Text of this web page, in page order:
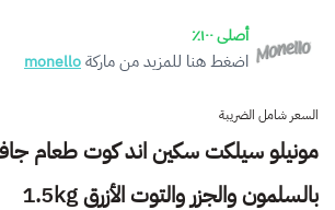
أصلى ١٠٠٪
اضغط هنا للمزيد من ماركةmonello
السعر شامل الضريبة
مونيلو سيلكت سكين اند كوت طعام
بالسلمون والجزر والتوت الأزرق 1.5kg